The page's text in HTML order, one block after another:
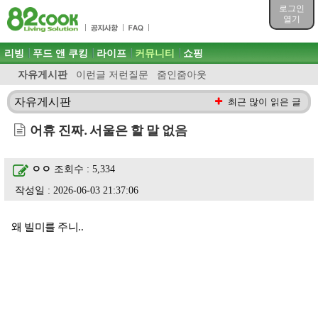
로그인
열기
목차
주메뉴 바로가기
컨텐츠 바로가기
검색 바로가기
로그인 바로가기
주메뉴
리빙 푸드 앤 쿠킹 라이프 커뮤니티
자유게시판 이런글 저런질문 줌인줌아웃
쇼핑
자유게시판 최근 많이 읽은 글
어휴 진짜. 서울은 할 말 없음
ㅇㅇ 조회수 : 5,334
작성일 : 2026-06-03 21:37:06
왜 빌미를 주니..